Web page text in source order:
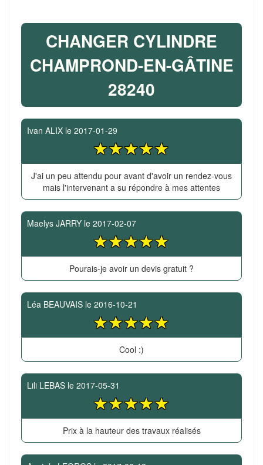
CHANGER CYLINDRE
CHAMPROND-EN-GÂTINE
28240
Ivan ALIX le 2017-01-29
J'ai un peu attendu pour avant d'avoir un rendez-vous
mais l'intervenant a su répondre à mes attentes
Maelys JARRY le 2017-02-07
Pourais-je avoir un devis gratuit ?
Léa BEAUVAIS le 2016-10-21
Cool :)
Lili LEBAS le 2017-05-31
Prix à la hauteur des travaux réalisés